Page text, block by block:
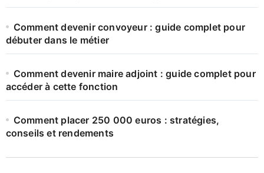
Comment devenir convoyeur : guide complet pour
débuter dans le métier
Comment devenir maire adjoint : guide complet pour
accéder à cette fonction
Comment placer 250 000 euros : stratégies,
conseils et rendements